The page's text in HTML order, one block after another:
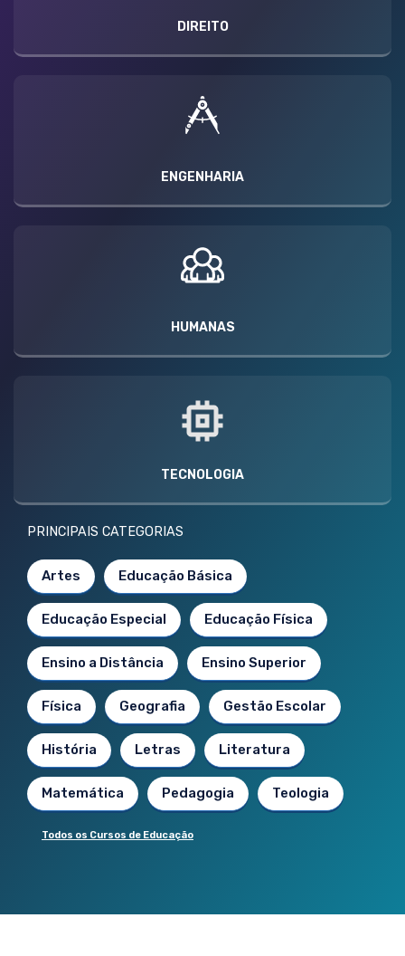
DIREITO
ENGENHARIA
HUMANAS
TECNOLOGIA
PRINCIPAIS CATEGORIAS
Artes Educação Básica
Educação Especial Educação Física
Ensino a Distância Ensino Superior
Física Geografia Gestão Escolar
História Letras Literatura
Matemática Pedagogia Teologia
Todos os Cursos de Educação